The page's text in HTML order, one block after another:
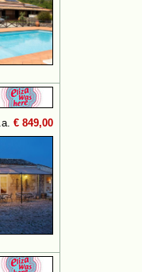
€ 849,00